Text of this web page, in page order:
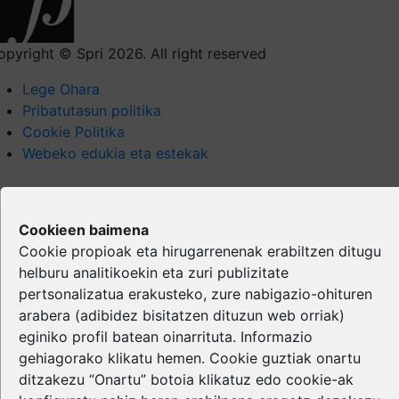
Cookieen baimena
Cookie propioak eta hirugarrenenak erabiltzen ditugu
helburu analitikoekin eta zuri publizitate
pertsonalizatua erakusteko, zure nabigazio-ohituren
arabera (adibidez bisitatzen dituzun web orriak)
eginiko profil batean oinarrituta. Informazio
gehiagorako klikatu hemen. Cookie guztiak onartu
ditzakezu “Onartu” botoia klikatuz edo cookie-ak
© Spri 2026. All right reserved
Lege Ohara
Pribatutasun politika
Cookie Politika
Webeko edukia eta estekak